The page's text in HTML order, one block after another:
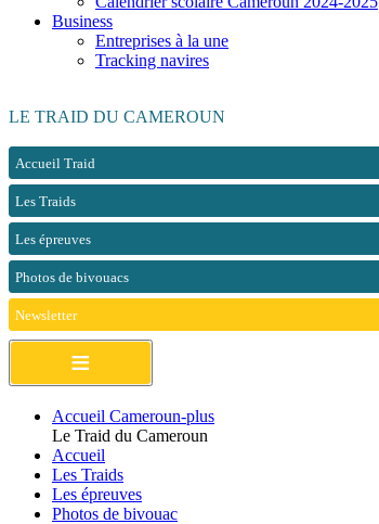
Business
Entreprises à la une
Tracking navires
LE TRAID DU CAMEROUN
Accueil Traid
Les Traids
Les épreuves
Photos de bivouacs
Newsletter
≡
Accueil Cameroun-plus
Le Traid du Cameroun
Accueil
Les Traids
Les épreuves
Photos de bivouac